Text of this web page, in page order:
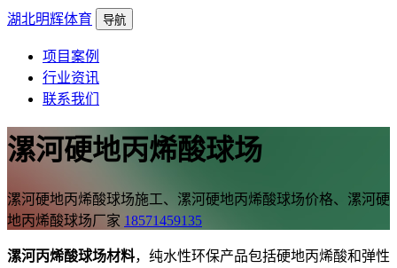
湖北明辉体育 导航
项目案例
行业资讯
联系我们
漯河硬地丙烯酸球场
漯河硬地丙烯酸球场施工、漯河硬地丙烯酸球场价格、漯河硬
地丙烯酸球场厂家 18571459135
漯河丙烯酸球场材料，纯水性环保产品包括硬地丙烯酸和弹性